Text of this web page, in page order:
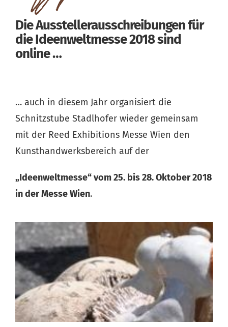
Die Ausstellerausschreibungen für
die Ideenweltmesse 2018 sind
online …
… auch in diesem Jahr organisiert die
Schnitzstube Stadlhofer wieder gemeinsam
mit der Reed Exhibitions Messe Wien den
Kunsthandwerksbereich auf der
„Ideenweltmesse“vom 25. bis 28. Oktober 2018
in der Messe Wien.